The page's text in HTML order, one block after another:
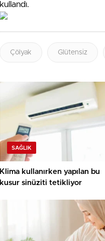
kullandı.
Çölyak Glütensiz
SAĞLIK
Klima kullanırken yapılan bu
kusur sinüziti tetikliyor